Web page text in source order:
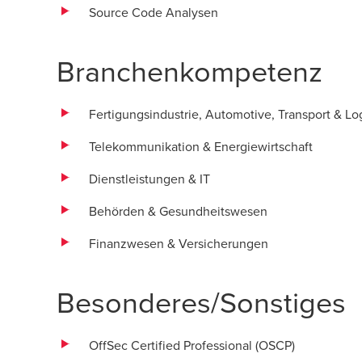
Source Code Analysen
Branchenkompetenz
Fertigungsindustrie, Automotive, Transport &
Telekommunikation & Energiewirtschaft
Dienstleistungen & IT
Behörden & Gesundheitswesen
Finanzwesen & Versicherungen
Besonderes/Sonstiges
OffSec Certified Professional (OSCP)